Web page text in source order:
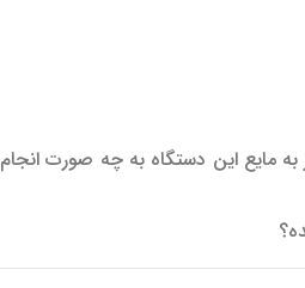
مایع این دستگاه به چه صورت انجام